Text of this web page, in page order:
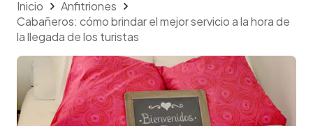
Inicio
Anfitriones
Cabañeros: cómo brindar el mejor servicio a la hora de
la llegada de los turistas